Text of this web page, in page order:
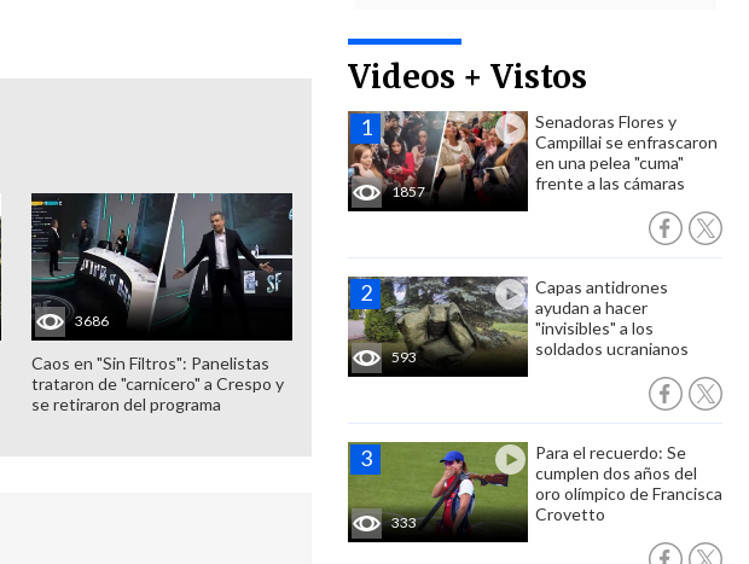
Videos + Vistos
1857
Senadoras Flores y
Campillai se enfrascaron
en una pelea "cuma"
frente a las cámaras
593
Capas antidrones
ayudan a hacer
"invisibles" a los
soldados ucranianos
333
Para el recuerdo: Se
cumplen dos años del
oro olímpico de Francisca
Crovetto
3686
Caos en "Sin Filtros": Panelistas
trataron de "carnicero" a Crespo y
se retiraron del programa